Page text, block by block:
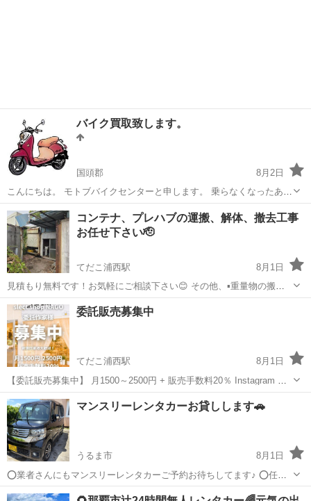
バイク買取致します。
国頭郡
8月2日
こんにちは。 モトブバイクセンターと申します。 乗らなくなったあな
たのバイクを買取・引き取り致します。 不動のバイクもご相談くださ
い。 ご相談、査定、引取り、名義変更など全て無料です。 外観前後左
右、メーターまわり、...
沖縄 国頭郡 その他 買取
コンテナ、プレハブの運搬、解体、撤去工事
お任せ下さい🫡
てだこ浦西駅
8月1日
見積もり無料です！お気軽にご相談下さい😊 その他、▪️重量物の搬
入、搬出▪️建物解体▪️外構、エクステリア工事▪️内装リフォーム▪️土工事▪️
伐採▪️外壁塗装、防水塗装▪️ユニットハウス、倉庫製作等色々対応可能
です！
沖縄 沖縄市 てだこ浦西駅
委託販売募集中
てだこ浦西駅
8月1日
【委託販売募集中】 月1500～2500円 + 販売手数料20％ Instagram ハ
イライトや投稿にてご確認ください。 ※よく読んだ上でご応募くださ
い。 まずはチャレンジ！したい方を募集しております♪ ────────...
沖縄 名護市 てだこ浦西駅 その他
マンスリーレンタカーお貸しします🚗
うるま市
8月1日
⭕️業者さんにもマンスリーレンタカーご予約お待ちしてます♪ ⭕️任意
保険込みでお貸ししてます♪ ⭕️マンスリーレンタカー1カ月貸し出しレ
沖縄 うるま市 その他 マンスリー